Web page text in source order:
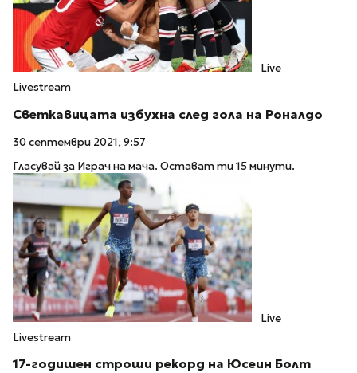
Live
Livestream
Светкавицата избухна след гола на Роналдо
30 септември 2021, 9:57
Гласувай за Играч на мача. Остават ти 15 минути.
Live
Livestream
17-годишен строши рекорд на Юсеин Болт